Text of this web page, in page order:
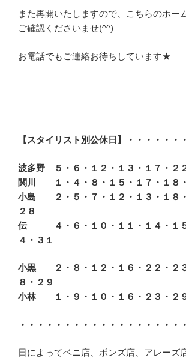
また再開いたしますので、こちらのホー
ご確認くださいませ(^^)
お電話でもご連絡お待ちしています★
【スタイリスト別公休日】・・・・・・
波多野 ５・６・１２・１３・１７・２
関川 １・４・８・１５・１７・１８
小島 ２・５・７・１２・１３・１８・
２８
伝 ４・６・１０・１１・１４・１５
４・３１
小黒 ２・８・１２・１６・２２・２
８・２９
小林 １・９・１０・１６・２３・２
・・・・・・・・・・・・・・・・・・
日によってベニ店、ボンズ店、アレーズ